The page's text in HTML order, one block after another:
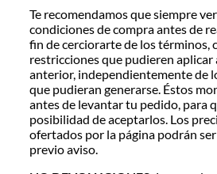
Te recomendamos que siempre
condiciones de compra antes de
fin de cerciorarte de los términos,
restricciones que pudieren aplicar
anterior, independientemente de
que pudieran generarse. Éstos
antes de levantar tu pedido, para
posibilidad de aceptarlos. Los
ofertados por la página podrán
previo aviso.